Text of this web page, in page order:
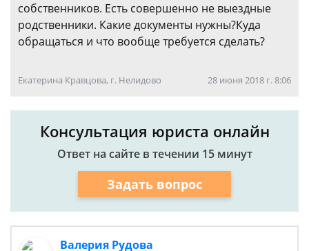
собственников. Есть совершенно не выездные
родственники. Какие документы нужны?Куда
обращаться и что вообще требуется сделать?
Екатерина Кравцова, г. Нелидово 28 июня 2018 г. 8:06
Консультация юриста онлайн
Ответ на сайте в течении 15 минут
Задать вопрос
Валерия Рудова